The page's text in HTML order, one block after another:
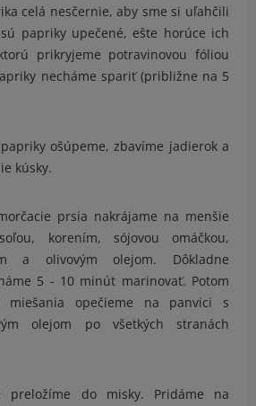
celá nesčernie, aby sme si uľahčili
papriky upečené, ešte horúce ich
prikryjeme potravinovou fóliou
necháme spariť (približne na 5
ošúpeme, zbavíme jadierok a
kúsky.
prsia nakrájame na menšie
korením, sójovou omáčkou,
a olivovým olejom. Dôkladne
5 - 10 minút marinovať. Potom
miešania opečieme na panvici s
olejom po všetkých stranách
preložíme do misky. Pridáme na